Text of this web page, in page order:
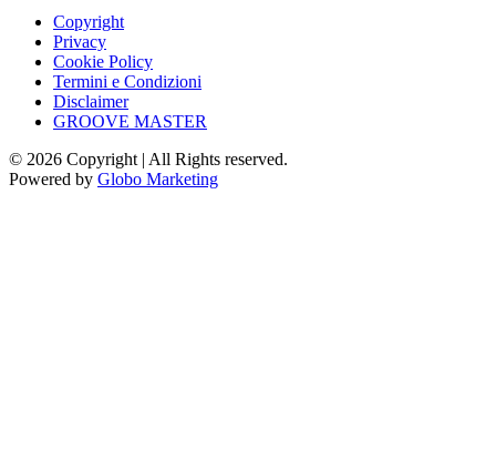
Copyright
Privacy
Cookie Policy
Termini e Condizioni
Disclaimer
GROOVE MASTER
© 2026 Copyright | All Rights reserved.
Powered by Globo Marketing